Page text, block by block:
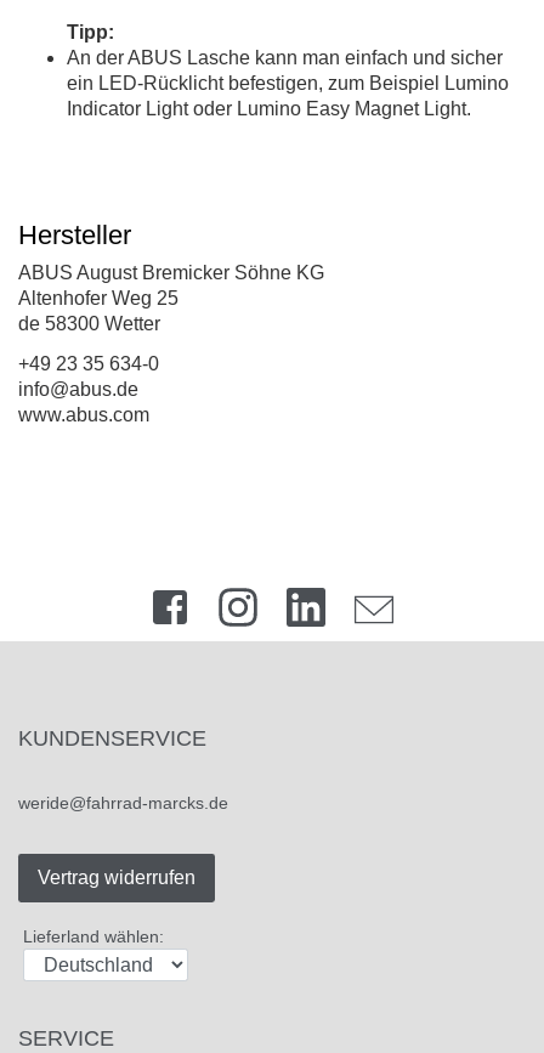
Tipp:
An der ABUS Lasche kann man einfach und sicher
ein LED-Rücklicht befestigen, zum Beispiel Lumino
Indicator Light oder Lumino Easy Magnet Light.
Hersteller
ABUS August Bremicker Söhne KG
Altenhofer Weg 25
de 58300 Wetter
+49 23 35 634-0
info@abus.de
www.abus.com
KUNDENSERVICE
weride@fahrrad-marcks.de
Vertrag widerrufen
Lieferland wählen:
SERVICE